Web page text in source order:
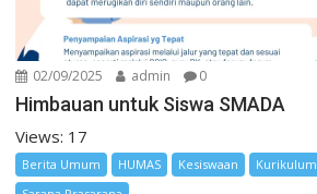
02/09/2025 admin 0
Himbauan untuk Siswa SMADA
Views: 17
Berita Umum HUMAS Kesiswaan Kurikulum